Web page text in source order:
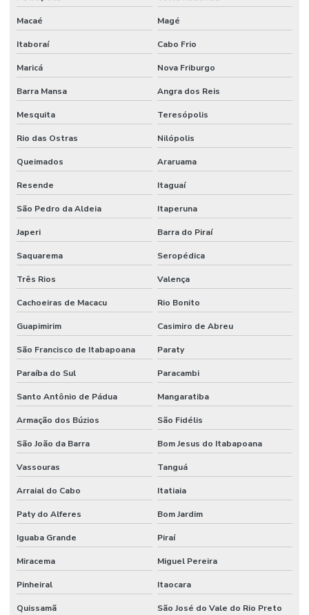
Macaé Magé
Itaboraí Cabo Frio
Maricá Nova Friburgo
Barra Mansa Angra dos Reis
Mesquita Teresópolis
Rio das Ostras Nilópolis
Queimados Araruama
Resende Itaguaí
São Pedro da Aldeia Itaperuna
Japeri Barra do Piraí
Saquarema Seropédica
Três Rios Valença
Cachoeiras de Macacu Rio Bonito
Guapimirim Casimiro de Abreu
São Francisco de Itabapoana Paraty
Paraíba do Sul Paracambi
Santo Antônio de Pádua Mangaratiba
Armação dos Búzios São Fidélis
São João da Barra Bom Jesus do Itabapoana
Vassouras Tanguá
Arraial do Cabo Itatiaia
Paty do Alferes Bom Jardim
Iguaba Grande Piraí
Miracema Miguel Pereira
Pinheiral Itaocara
Quissamã São José do Vale do Rio Preto